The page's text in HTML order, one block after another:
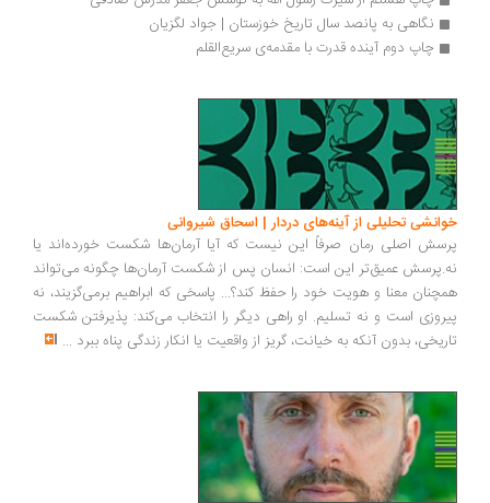
نگاهی به پانصد سال تاریخ خوزستان | جواد لگزیان
چاپ دوم آینده قدرت با مقدمه‌ی سریع‌القلم
تحلیلی از آینه‌های دردار | اسحاق شیروانی
اصلی رمان صرفاً این نیست که آیا آرمان‌ها شکست خورده‌اند یا
عمیق‌تر این است: انسان پس از شکست آرمان‌ها چگونه می‌تواند
معنا و هویت خود را حفظ کند؟... پاسخی که ابراهیم برمی‌گزیند، نه
است و نه تسلیم. او راهی دیگر را انتخاب می‌کند: پذیرفتن شکست
بدون آنکه به خیانت، گریز از واقعیت یا انکار زندگی پناه ببرد...